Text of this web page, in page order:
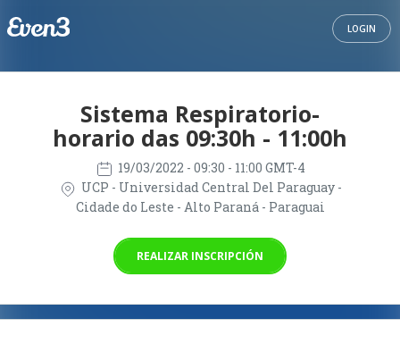
LOGIN
Sistema Respiratorio-
horario das 09:30h - 11:00h
19/03/2022 - 09:30 - 11:00 GMT-4
UCP - Universidad Central Del Paraguay -
Cidade do Leste - Alto Paraná - Paraguai
REALIZAR INSCRIPCIÓN